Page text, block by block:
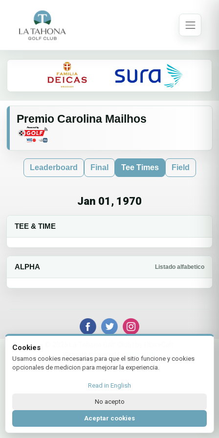
Premio Carolina Mailhos
Leaderboard Final Tee Times Field
Jan 01, 1970
TEE & TIME
ALPHA Listado alfabetico
Website powered by
Plus+Golf
Cookies
Usamos cookies necesarias para que el sitio funcione y cookies
opcionales de medicion para mejorar la experiencia.
Read in English
No acepto
Aceptar cookies